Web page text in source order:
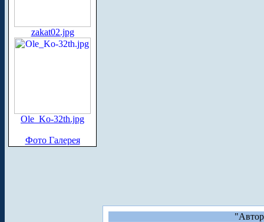
zakat02.jpg
Ole_Ko-32th.jpg
Фото Галерея